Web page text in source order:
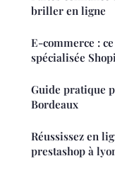
briller en ligne
E-commerce :
spécialisée
Guide pratique
Bordeaux
Réussissez en
prestashop à